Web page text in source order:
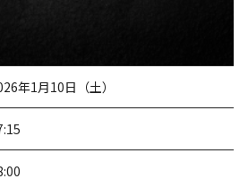
年1月10日（土）